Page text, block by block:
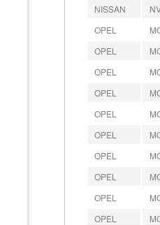
NISSAN
OPEL
OPEL
OPEL
OPEL
OPEL
OPEL
OPEL
OPEL
OPEL
OPEL